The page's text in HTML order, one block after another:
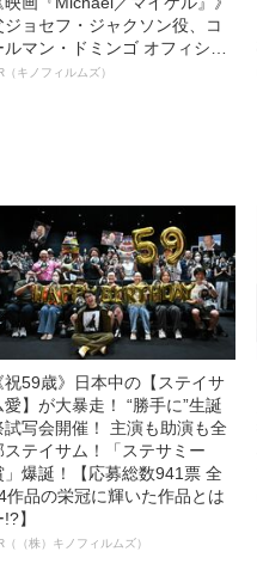
ジョセフ・ジャクソン役、コ
ルマン・ドミンゴ オフィシャ
インタビュー“観客を魅了した
（キノフィルムズ）
祝59歳》日本中の【ステイサ
愛】が大暴走！ “勝手に”生誕
試写会開催！ 主演も助演も全
ステイサム！「ステサミー
」爆誕！【応募総数941票 全
作品の栄冠に輝いた作品とは
】
（（株）キノフィルムズ）